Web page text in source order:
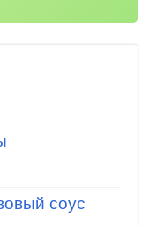
соус